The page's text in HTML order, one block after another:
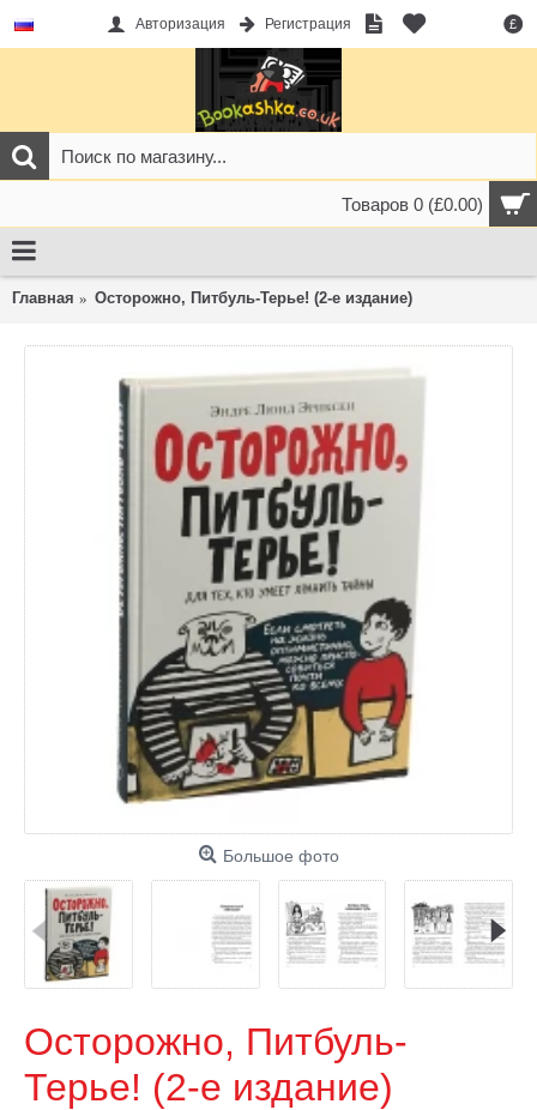
£
Авторизация Регистрация
Товаров 0 (£0.00)
Главная Осторожно, Питбуль-Терье! (2-е издание)
Большое фото
Осторожно, Питбуль-
Терье! (2-е издание)